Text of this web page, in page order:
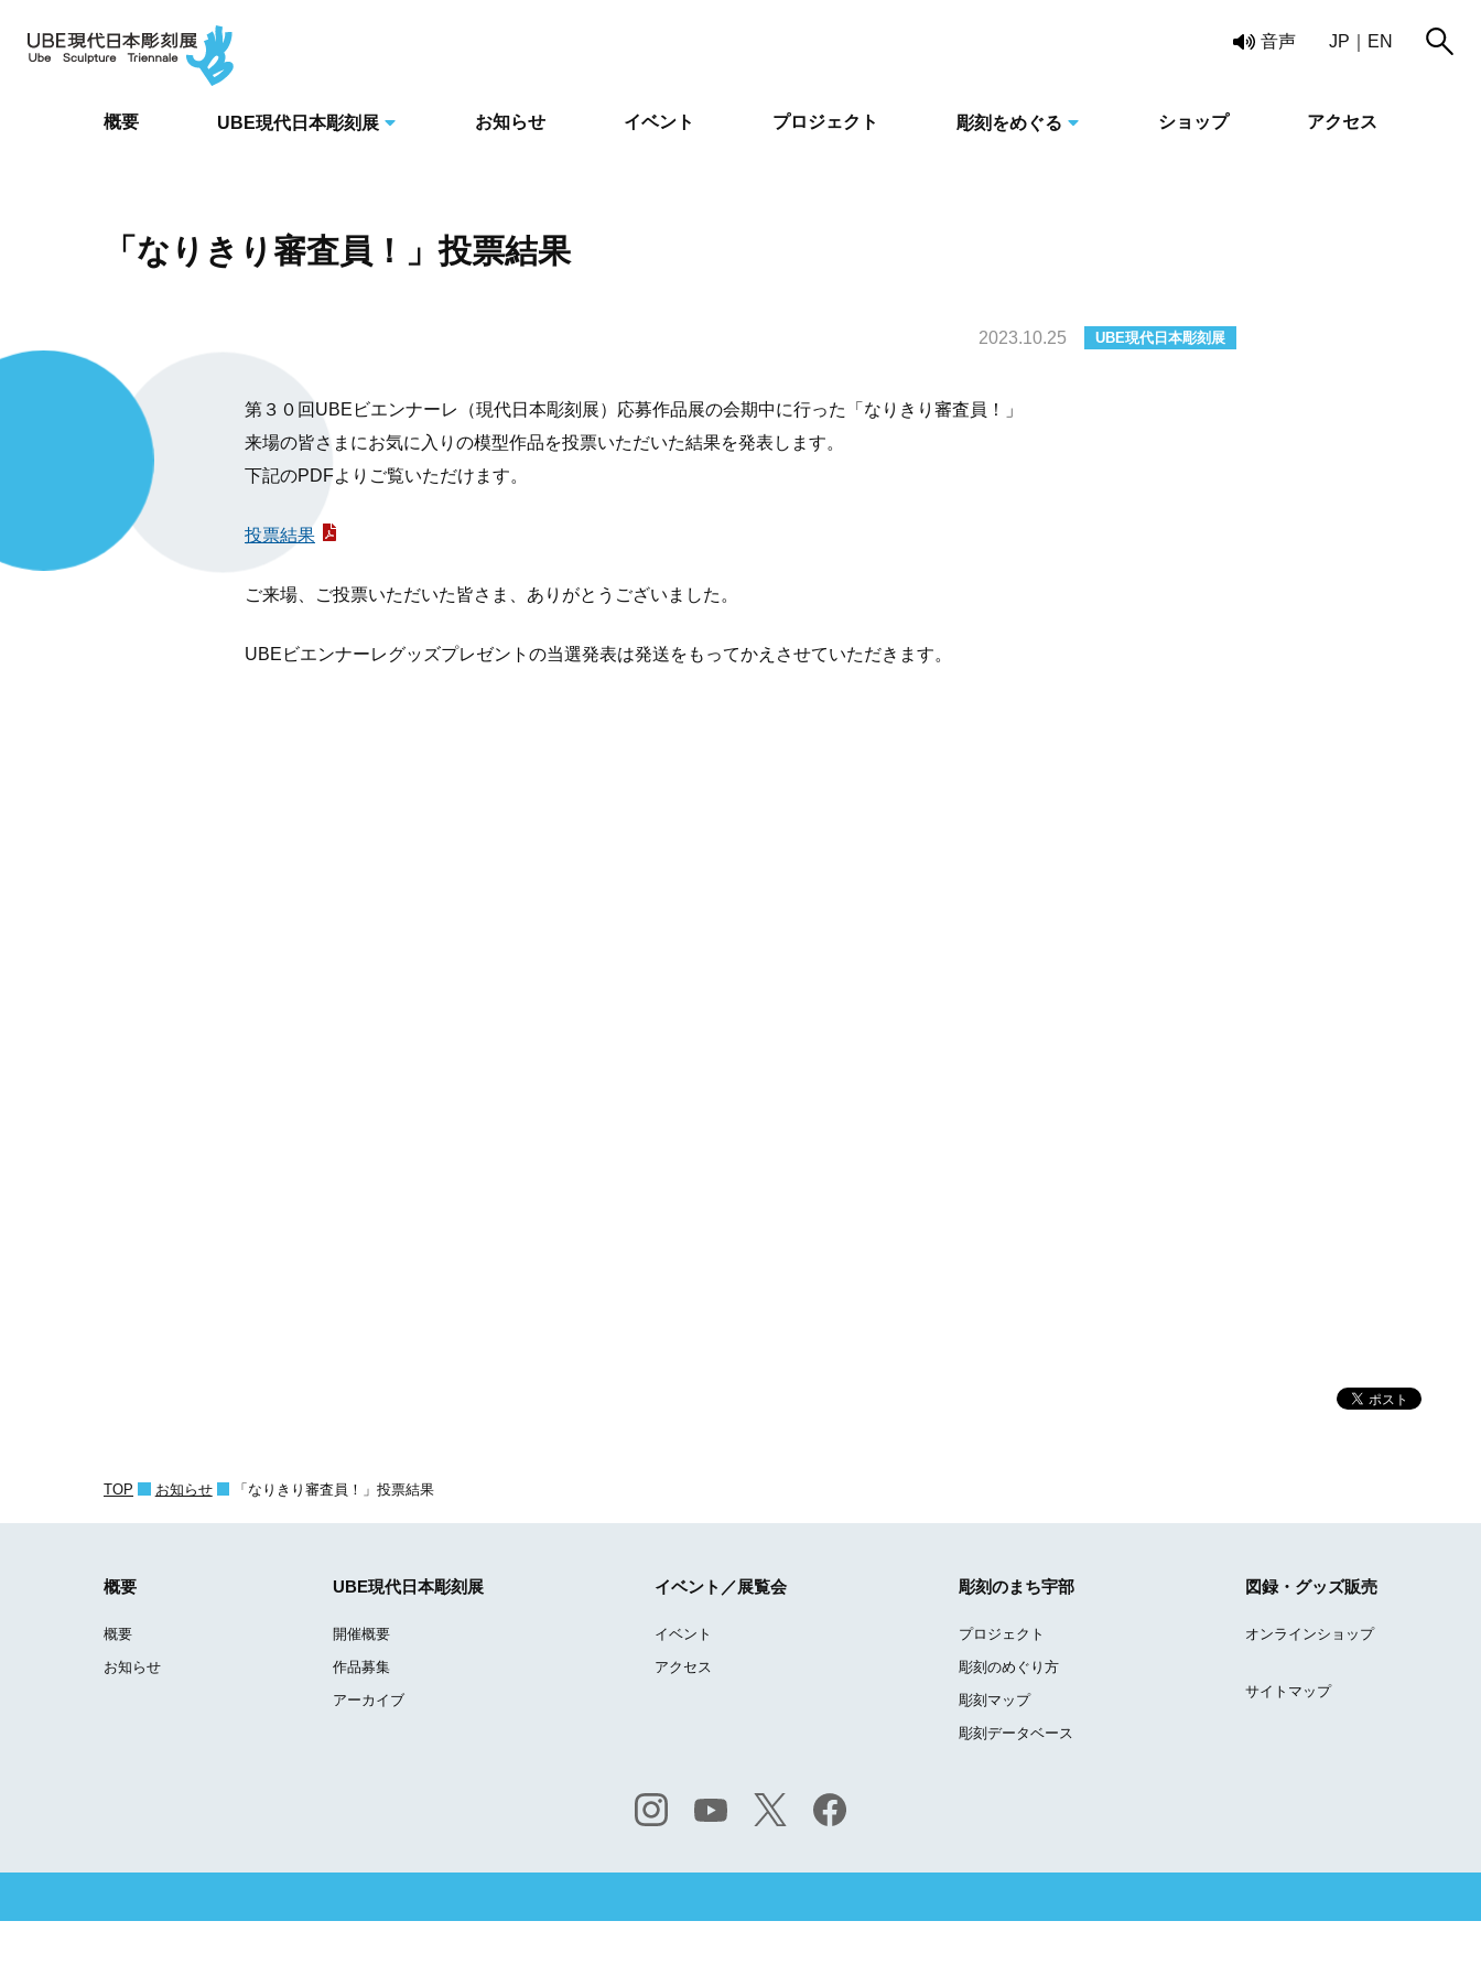
音声読み上げ
JP EN
概要 UBE現代日本彫刻展 お知らせ イベント プロジェクト 彫刻をめぐる ショップ アクセス
「なりきり審査員！」投票結果
2023.10.25 UBE現代日本彫刻展
第３０回UBEビエンナーレ（現代日本彫刻展）応募作品展の会期中に行った「なりきり審査員！」
来場の皆さまにお気に入りの模型作品を投票いただいた結果を発表します。
下記のPDFよりご覧いただけます。
投票結果
ご来場、ご投票いただいた皆さま、ありがとうございました。
UBEビエンナーレグッズプレゼントの当選発表は発送をもってかえさせていただきます。
TOP お知らせ 「なりきり審査員！」投票結果
概要
概要
お知らせ
UBE現代日本彫刻展
開催概要
作品募集
アーカイブ
イベント／展覧会
イベント
アクセス
彫刻のまち宇部
プロジェクト
彫刻のめぐり方
彫刻マップ
彫刻データベース
図録・グッズ販売
オンラインショップ
サイトマップ